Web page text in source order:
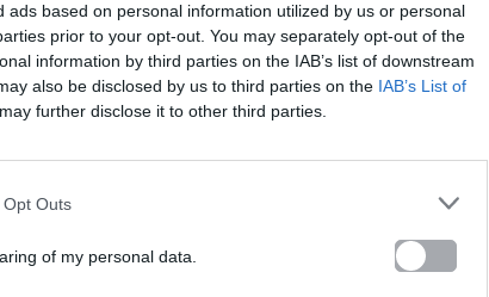
ads based on personal information utilized by us or personal
prior to your opt-out. You may separately opt-out of the
information by third parties on the IAB’s list of downstream
also be disclosed by us to third parties on the IAB’s List of
further disclose it to other third parties.
Outs
of my personal data.
Ακούστε στο Spotify